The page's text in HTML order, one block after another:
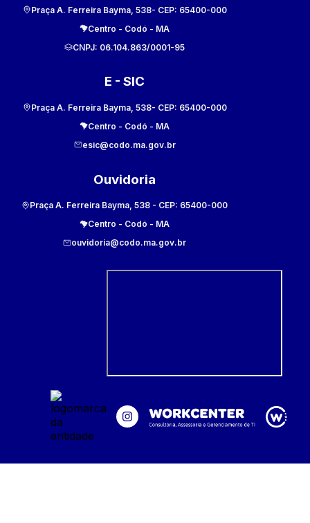
Praça A. Ferreira Bayma, 538- CEP: 65400-000
Centro - Codó - MA
CNPJ: 06.104.863/0001-95
E - SIC
Praça A. Ferreira Bayma, 538- CEP: 65400-000
Centro - Codó - MA
esic@codo.ma.gov.br
Ouvidoria
Praça A. Ferreira Bayma, 538 - CEP: 65400-000
Centro - Codó - MA
ouvidoria@codo.ma.gov.br